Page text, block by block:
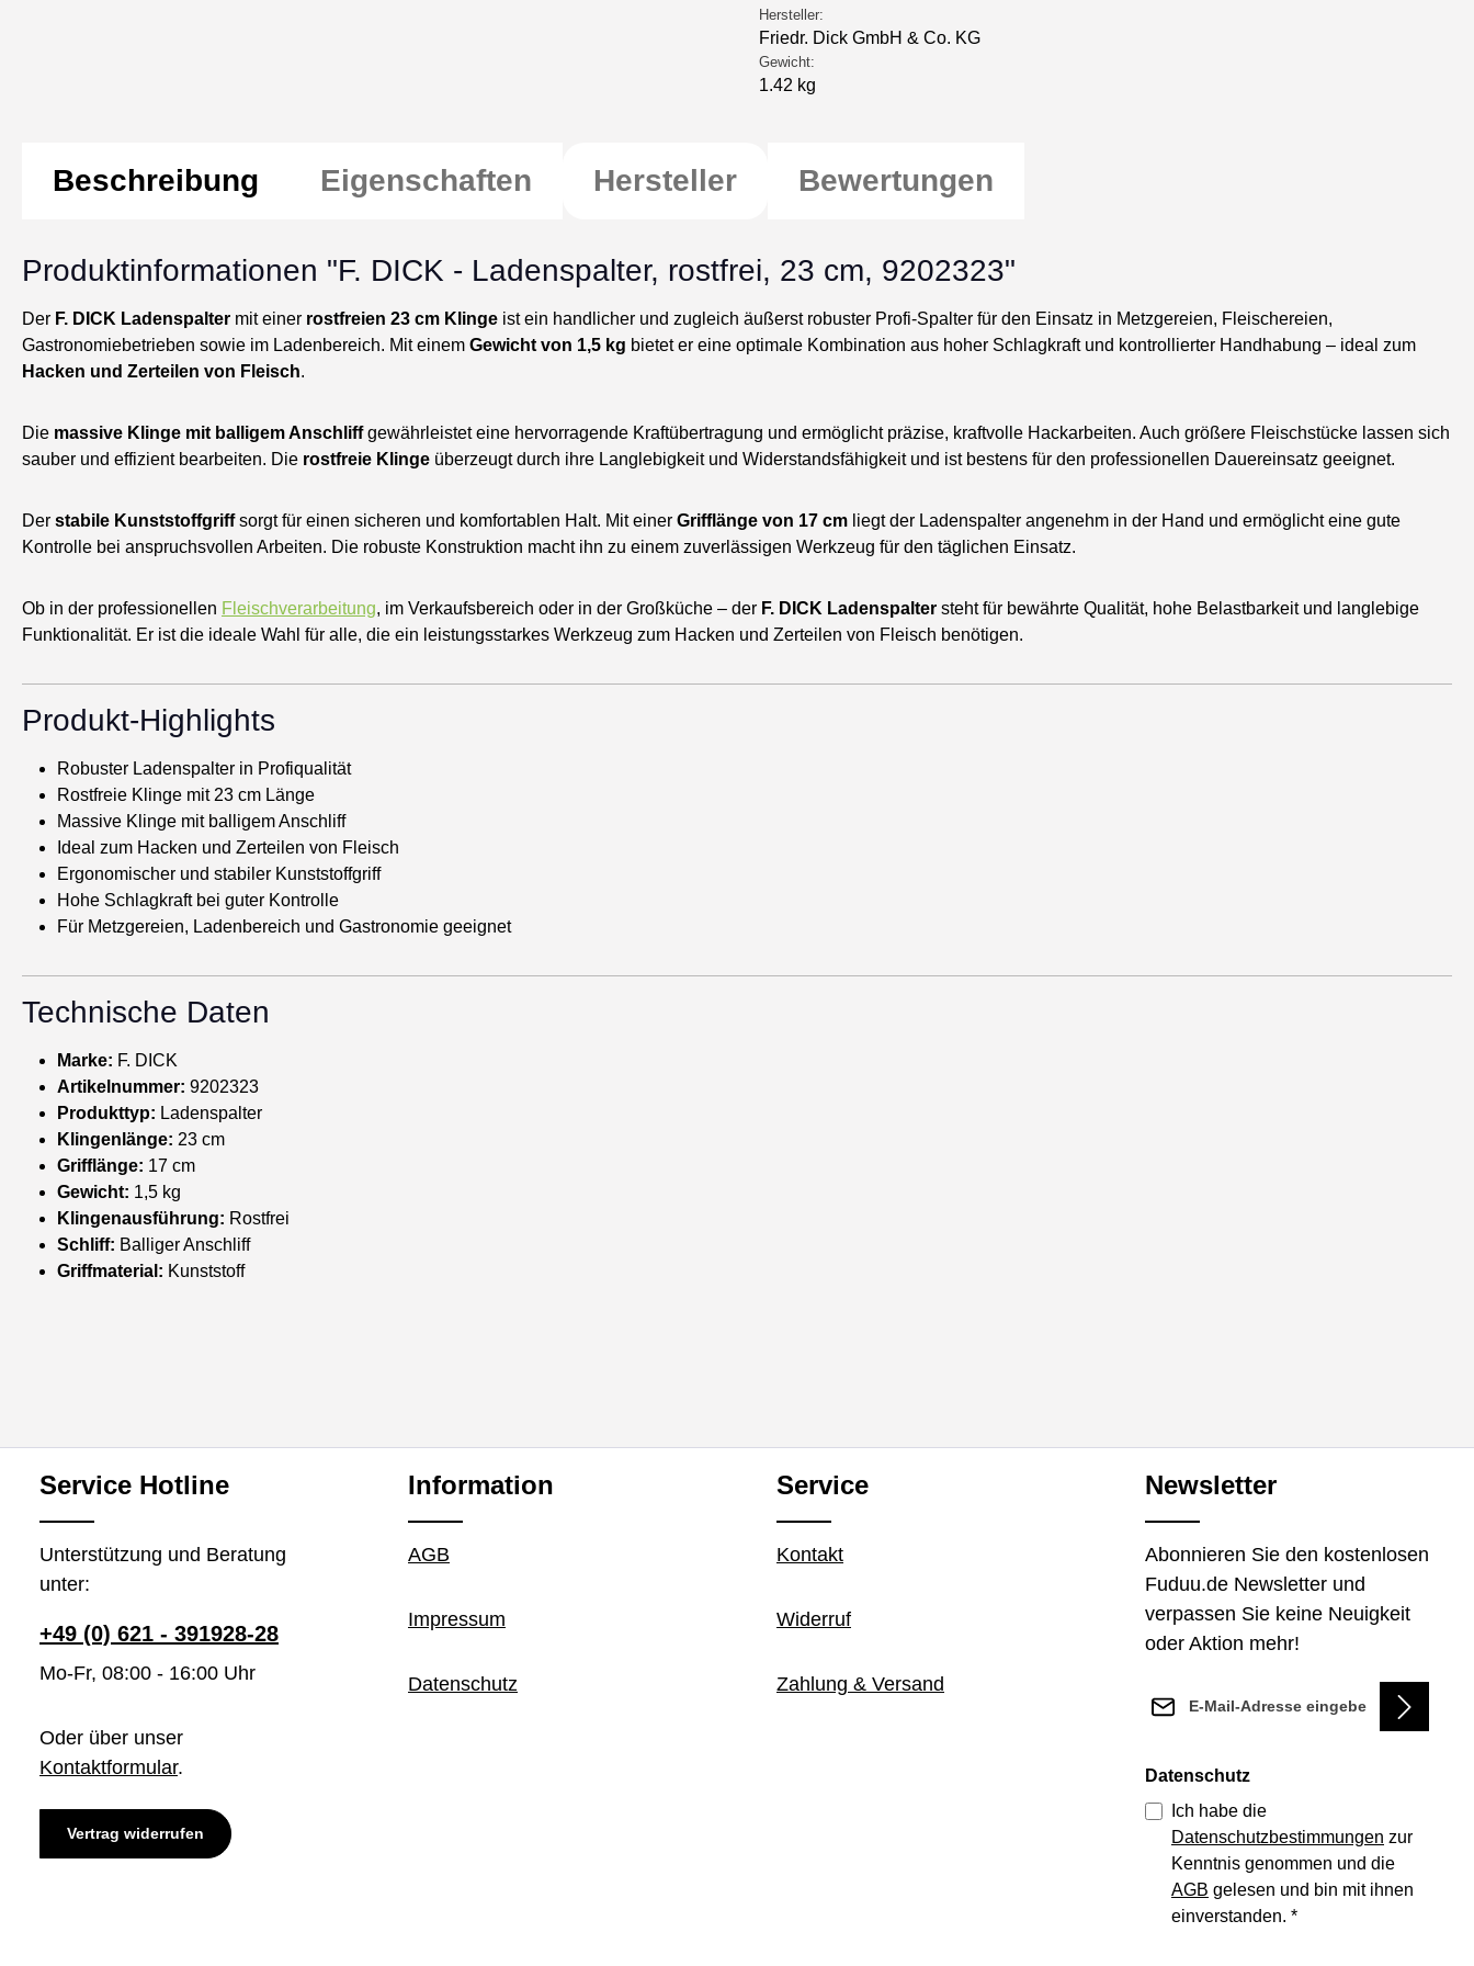
Hersteller:
Friedr. Dick GmbH & Co. KG
Gewicht:
1.42 kg
Beschreibung Eigenschaften Hersteller Bewertungen
Produktinformationen "F. DICK - Ladenspalter, rostfrei, 23 cm, 9202323"
Der F. DICK Ladenspalter mit einer rostfreien 23 cm Klinge ist ein handlicher und zugleich äußerst robuster Profi-Spalter für den Einsatz in Metzgereien, Fleischereien,
Gastronomiebetrieben sowie im Ladenbereich. Mit einem Gewicht von 1,5 kg bietet er eine optimale Kombination aus hoher Schlagkraft und kontrollierter Handhabung – ideal zum
Hacken und Zerteilen von Fleisch.
Die massive Klinge mit balligem Anschliffgewährleistet eine hervorragende Kraftübertragung und ermöglicht präzise, kraftvolle Hackarbeiten. Auch größere Fleischstücke lassen sich
sauber und effizient bearbeiten. Die rostfreie Klinge überzeugt durch ihre Langlebigkeit und Widerstandsfähigkeit und ist bestens für den professionellen Dauereinsatz geeignet.
Der stabile Kunststoffgriffsorgt für einen sicheren und komfortablen Halt. Mit einer Grifflänge von 17 cm liegt der Ladenspalter angenehm in der Hand und ermöglicht eine gute
Kontrolle bei anspruchsvollen Arbeiten. Die robuste Konstruktion macht ihn zu einem zuverlässigen Werkzeug für den täglichen Einsatz.
Ob in der professionellen Fleischverarbeitung, im Verkaufsbereich oder in der Großküche – der F. DICK Ladenspalter steht für bewährte Qualität, hohe Belastbarkeit und langlebige
Funktionalität. Er ist die ideale Wahl für alle, die ein leistungsstarkes Werkzeug zum Hacken und Zerteilen von Fleisch benötigen.
Produkt-Highlights
Robuster Ladenspalter in Profiqualität
Rostfreie Klinge mit 23 cm Länge
Massive Klinge mit balligem Anschliff
Ideal zum Hacken und Zerteilen von Fleisch
Ergonomischer und stabiler Kunststoffgriff
Hohe Schlagkraft bei guter Kontrolle
Für Metzgereien, Ladenbereich und Gastronomie geeignet
Technische Daten
Marke: F. DICK
Artikelnummer: 9202323
Produkttyp: Ladenspalter
Klingenlänge: 23 cm
Grifflänge: 17 cm
Gewicht: 1,5 kg
Klingenausführung: Rostfrei
Schliff: Balliger Anschliff
Griffmaterial: Kunststoff
Service Hotline
Unterstützung und Beratung
unter:
+49 (0) 621 - 391928-28
Mo-Fr, 08:00 - 16:00 Uhr
Oder über unser
Kontaktformular.
Vertrag widerrufen
Information
AGB
Impressum
Datenschutz
Service
Kontakt
Widerruf
Zahlung & Versand
Newsletter
Abonnieren Sie den kostenlosen
Fuduu.de Newsletter und
verpassen Sie keine Neuigkeit
oder Aktion mehr!
Datenschutz
Ich habe die
Datenschutzbestimmungen zur
Kenntnis genommen und die
AGB gelesen und bin mit ihnen
einverstanden. *